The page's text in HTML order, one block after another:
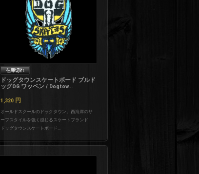
ドッグタウンスケートボード ブルド
ッグOG ワッペン / Dogtow...
1,320円
オールドスクールのドックタウン。西海岸のサ
ーフスタイルを強く感じるスケートブランド
ドッグタウンスケートボード...